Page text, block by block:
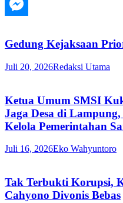
Gedung Kejaksaan
Juli 20, 2026Redaksi Utama
Ketua Umum SMSI
Jaga Desa di
Kelola Pemerintahan
Juli 16, 2026Eko Wahyuntoro
Tak Terbukti Korupsi,
Cahyono Divonis Bebas